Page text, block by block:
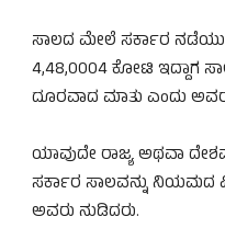
ಸಾಲದ ಮೇಲೆ ಸರ್ಕಾರ
4,48,0004 ಕೋಟಿ ಇದ್ದಾಗ
ದೂರವಾದ ಮಾತು ಎಂದು
ಯಾವುದೇ ರಾಜ್ಯ ಅಥವಾ
ಸರ್ಕಾರ ಸಾಲವನ್ನು ನಿಯಮದ
ಅವರು ನುಡಿದರು.